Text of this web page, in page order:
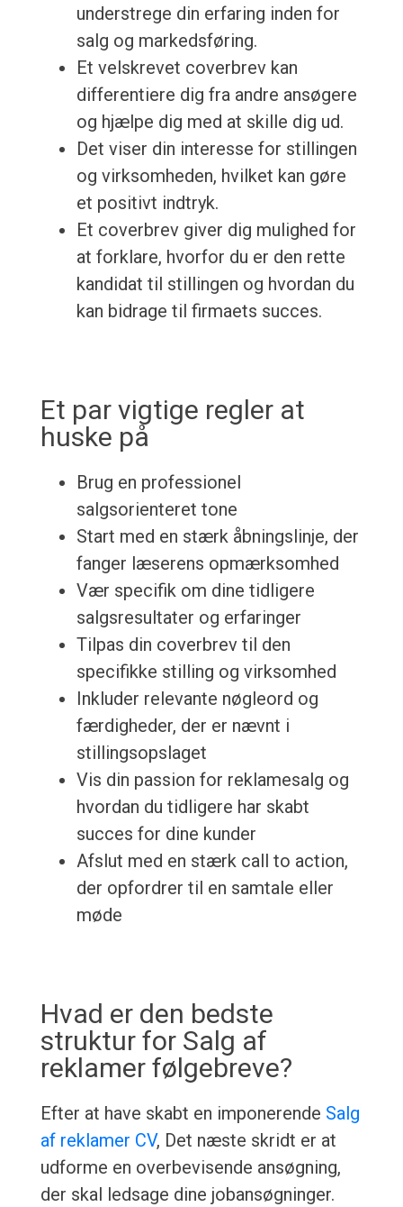
understrege din erfaring inden for
salg og markedsføring.
Et velskrevet coverbrev kan
differentiere dig fra andre ansøgere
og hjælpe dig med at skille dig ud.
Det viser din interesse for stillingen
og virksomheden, hvilket kan gøre
et positivt indtryk.
Et coverbrev giver dig mulighed for
at forklare, hvorfor du er den rette
kandidat til stillingen og hvordan du
kan bidrage til firmaets succes.
Et par vigtige regler at
huske på
Brug en professionel
salgsorienteret tone
Start med en stærk åbningslinje, der
fanger læserens opmærksomhed
Vær specifik om dine tidligere
salgsresultater og erfaringer
Tilpas din coverbrev til den
specifikke stilling og virksomhed
Inkluder relevante nøgleord og
færdigheder, der er nævnt i
stillingsopslaget
Vis din passion for reklamesalg og
hvordan du tidligere har skabt
succes for dine kunder
Afslut med en stærk call to action,
der opfordrer til en samtale eller
møde
Hvad er den bedste
struktur for Salg af
reklamer følgebreve?
Efter at have skabt en imponerende Salg
af reklamer CV, Det næste skridt er at
udforme en overbevisende ansøgning,
der skal ledsage dine jobansøgninger.